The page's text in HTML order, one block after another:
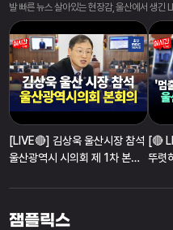
발 빠른 뉴스 살아있는 현장감, 울산에서 생긴
[LIVE🔴] 김상욱 울산시장 참석
울산광역시 시의회 제 1차 본회
[🔴
뚜렷
잼플릭스